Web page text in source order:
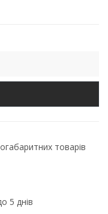
товарів
5 днів